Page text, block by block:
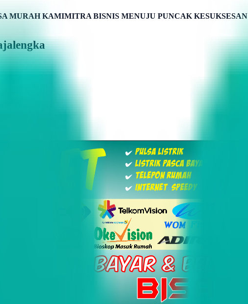
MURAH KAMIMITRA BISNIS MENUJU PUNCAK KESUKSESAN